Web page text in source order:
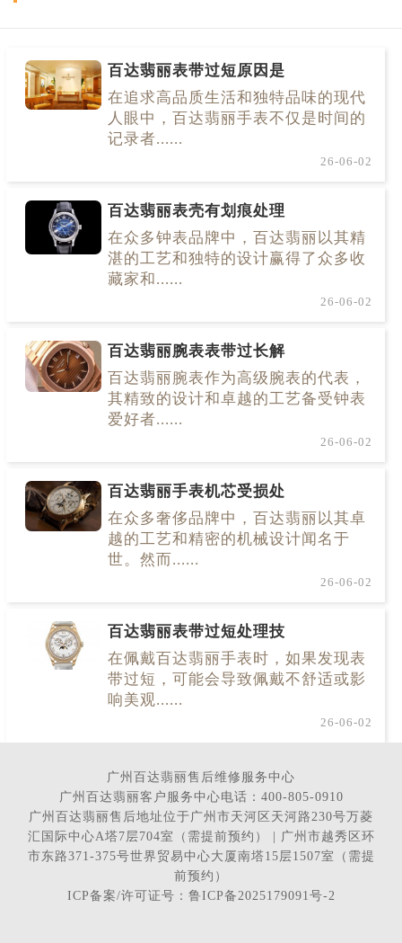
百达翡丽表带过短原因是
在追求高品质生活和独特品味的现代
人眼中，百达翡丽手表不仅是时间的
记录者......
26-06-02
百达翡丽表壳有划痕处理
在众多钟表品牌中，百达翡丽以其精
湛的工艺和独特的设计赢得了众多收
藏家和......
26-06-02
百达翡丽腕表表带过长解
百达翡丽腕表作为高级腕表的代表，
其精致的设计和卓越的工艺备受钟表
爱好者......
26-06-02
百达翡丽手表机芯受损处
在众多奢侈品牌中，百达翡丽以其卓
越的工艺和精密的机械设计闻名于
世。然而......
26-06-02
百达翡丽表带过短处理技
在佩戴百达翡丽手表时，如果发现表
带过短，可能会导致佩戴不舒适或影
响美观......
26-06-02
广州百达翡丽售后维修服务中心
广州百达翡丽客户服务中心电话：400-805-0910
广州百达翡丽售后地址位于广州市天河区天河路230号万菱
汇国际中心A塔7层704室（需提前预约） | 广州市越秀区环
市东路371-375号世界贸易中心大厦南塔15层1507室（需提
前预约）
ICP备案/许可证号：鲁ICP备2025179091号-2